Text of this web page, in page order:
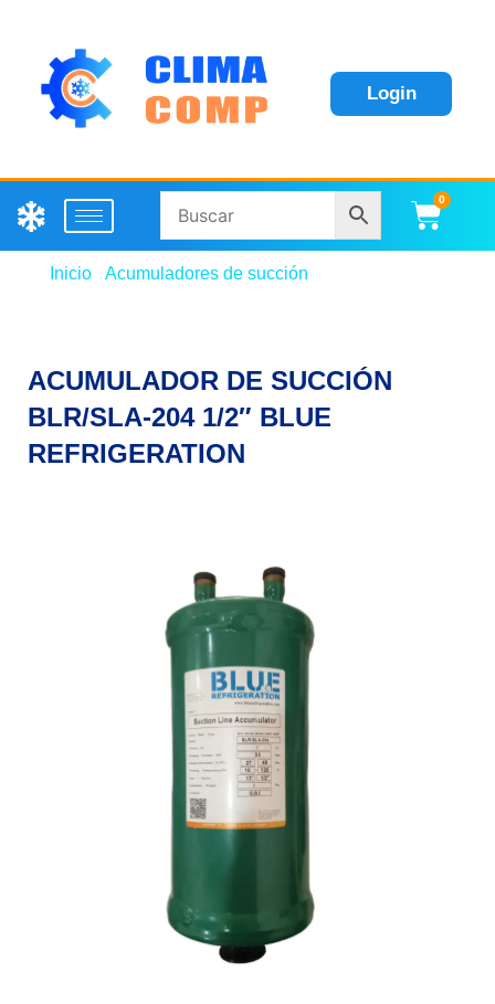
Login
0
Inicio Acumuladores de succión
ACUMULADOR DE SUCCIÓN
BLR/SLA-204 1/2″ BLUE
REFRIGERATION